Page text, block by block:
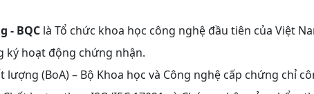
- BQC là Tổ chức khoa học công nghệ đầu tiên của Việt
ký hoạt động chứng nhận.
lượng (BoA) – Bộ Khoa học và Công nghệ cấp chứng chỉ